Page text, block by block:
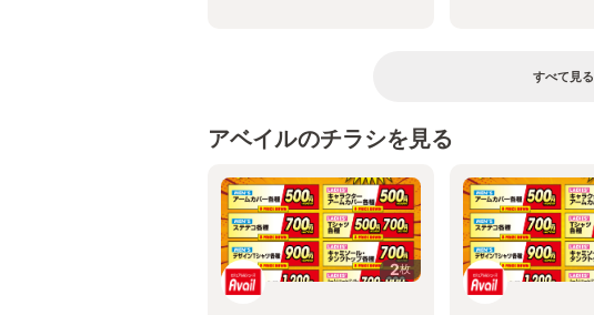
すべて見る
アベイルのチラシを見る
2枚